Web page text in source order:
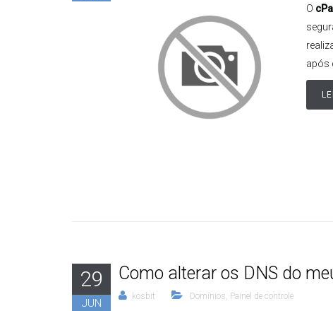
O
após
29
JUN
Como alterar os DNS do
kosbit Domínios, Painel de controle